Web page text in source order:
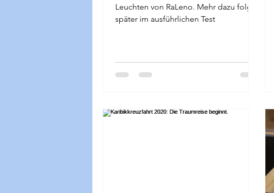
Leuchten von RaLeno. Mehr dazu folgt
später im ausführlichen Test